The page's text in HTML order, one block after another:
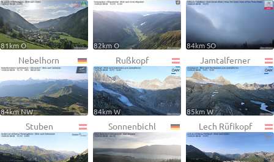
81km O 82km O 84km SO
Nebelhorn
84km NW
Rußkopf
84km W
Jamtalferner
85km W
Stuben Sonnenbichl Lech Rüfikopf